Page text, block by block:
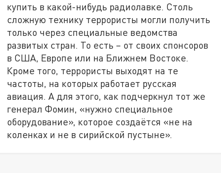
купить в какой-нибудь радиолавке. Столь
сложную технику террористы могли получить
только через специальные ведомства
развитых стран. То есть – от своих спонсоров
в США, Европе или на Ближнем Востоке.
Кроме того, террористы выходят на те
частоты, на которых работает русская
авиация. А для этого, как подчеркнул тот же
генерал Фомин, «нужно специальное
оборудование», которое создаётся «не на
коленках и не в сирийской пустыне».